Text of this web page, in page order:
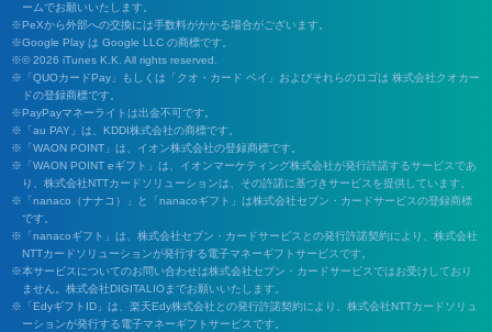
ームでお願いいたします。
PeXから外部への交換には手数料がかかる場合がございます。
Google Play は Google LLC の商標です。
© 2026 iTunes K.K. All rights reserved.
「QUOカードPay」もしくは「クオ・カード ペイ」およびそれらのロゴは 株式会社クオカー
ドの登録商標です。
PayPayマネーライトは出金不可です。
「au PAY」は、KDDI株式会社の商標です。
「WAON POINT」は、イオン株式会社の登録商標です。
「WAON POINT eギフト」は、イオンマーケティング株式会社が発行許諾するサービスであ
り、株式会社NTTカードソリューションは、その許諾に基づきサービスを提供しています。
「nanaco（ナナコ）」と「nanacoギフト」は株式会社セブン・カードサービスの登録商標
です。
「nanacoギフト」は、株式会社セブン・カードサービスとの発行許諾契約により、株式会社
NTTカードソリューションが発行する電子マネーギフトサービスです。
本サービスについてのお問い合わせは株式会社セブン・カードサービスではお受けしており
ません。株式会社DIGITALIOまでお願いいたします。
「EdyギフトID」は、楽天Edy株式会社との発行許諾契約により、株式会社NTTカードソリュ
ーションが発行する電子マネーギフトサービスです。